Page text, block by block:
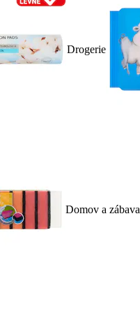
Drogerie
Domov a zábava